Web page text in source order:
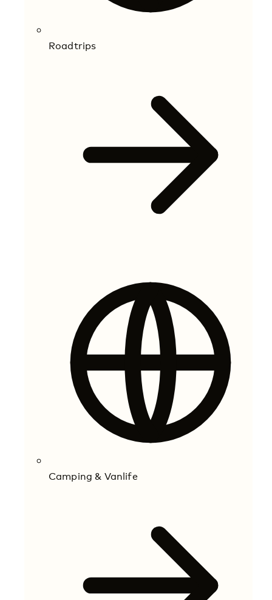
Roadtrips
Camping & Vanlife